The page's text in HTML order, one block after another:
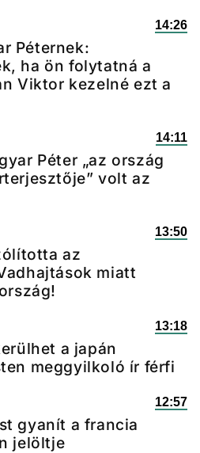
14:26
Péternek:
ha ön folytatná a
Viktor kezelné ezt a
14:11
Péter „az ország
volt az
13:50
az
miatt
13:18
a japán
meggyilkoló ír férfi
12:57
gyanít a francia
jelöltje